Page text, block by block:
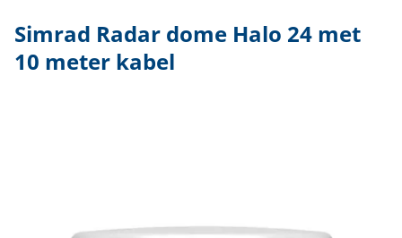
Simrad Radar dome Halo 24 met
10 meter kabel